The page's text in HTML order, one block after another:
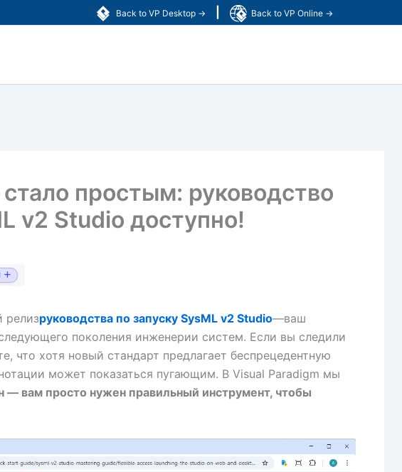
Back to VP Desktop → Back to VP Online →
простым: руководство
v2 Studio доступно!
релизруководства по запуску SysML v2 Studio—ваш
поколения инженерии систем. Если вы следили
что хотя новый стандарт предлагает беспрецедентную
может показаться пугающим. В Visual Paradigm мы
— вам просто нужен правильный инструмент, чтобы